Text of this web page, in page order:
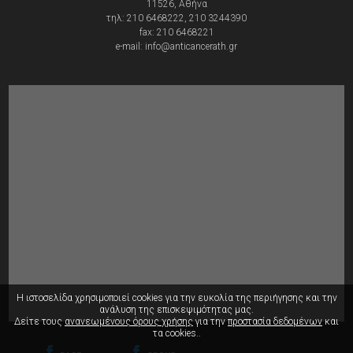
11526, Αθήνα
τηλ: 210 6468222, 210 3244390
fax: 210 6468221
e-mail: info@anticancerath.gr
Η ιστοσελίδα χρησιμοποιεί cookies για την ευκολία της περιήγησης και την
ανάλυση της επισκεψιμότητας μας.
Δείτε τους ανανεωμένους όρους χρήσηςγια την προστασία δεδομένων και
τα cookies..